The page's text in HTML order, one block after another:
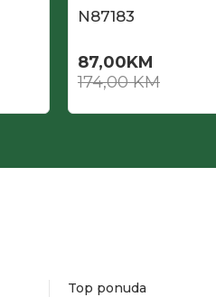
N87183
87,00KM
174,00KM
Top ponuda